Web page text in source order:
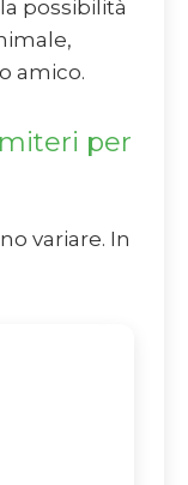
possibilità
amico.
per
variare. In